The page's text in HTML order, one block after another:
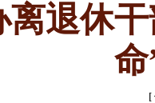
离退休
[